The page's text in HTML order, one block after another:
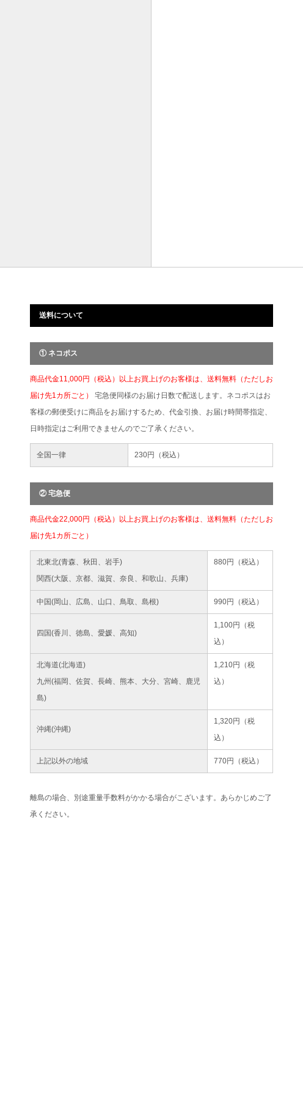
送料について
① ネコポス
商品代金11,000円（税込）以上お買上げのお客様は、送料無料（ただしお
届け先1カ所ごと） 宅急便同様のお届け日数で配送します。ネコポスはお
客様の郵便受けに商品をお届けするため、代金引換、お届け時間帯指定、
日時指定はご利用できませんのでご了承ください。
全国一律 230円（税込）
② 宅急便
商品代金22,000円（税込）以上お買上げのお客様は、送料無料（ただしお
届け先1カ所ごと）
北東北(青森、秋田、岩手)
関西(大阪、京都、滋賀、奈良、和歌山、兵庫)
880円（税込）
中国(岡山、広島、山口、鳥取、島根) 990円（税込）
四国(香川、徳島、愛媛、高知)
1,100円（税
込）
北海道(北海道)
九州(福岡、佐賀、長崎、熊本、大分、宮崎、鹿児
島)
1,210円（税
込）
沖縄(沖縄)
1,320円（税
込）
上記以外の地域 770円（税込）
離島の場合、別途重量手数料がかかる場合がこざいます。あらかじめご了
承ください。